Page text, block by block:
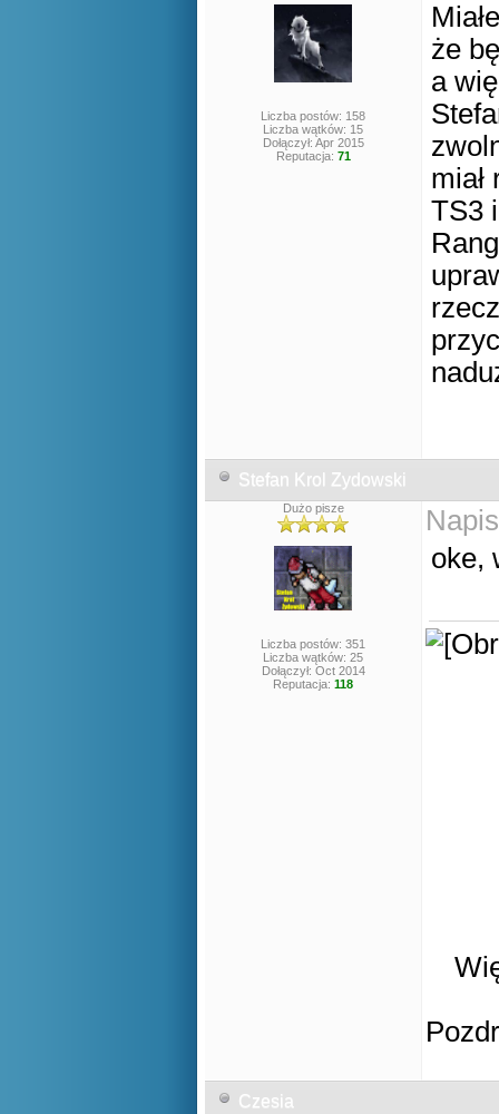
Liczba postów: 158
Liczba wątków: 15
Dołączył: Apr 2015
Reputacja: 71
że
a
miał
TS3
Stefan Krol Zydowski
Dużo pisze
Liczba postów: 351
Liczba wątków: 25
Dołączył: Oct 2014
Reputacja: 118
oke,
Czesia